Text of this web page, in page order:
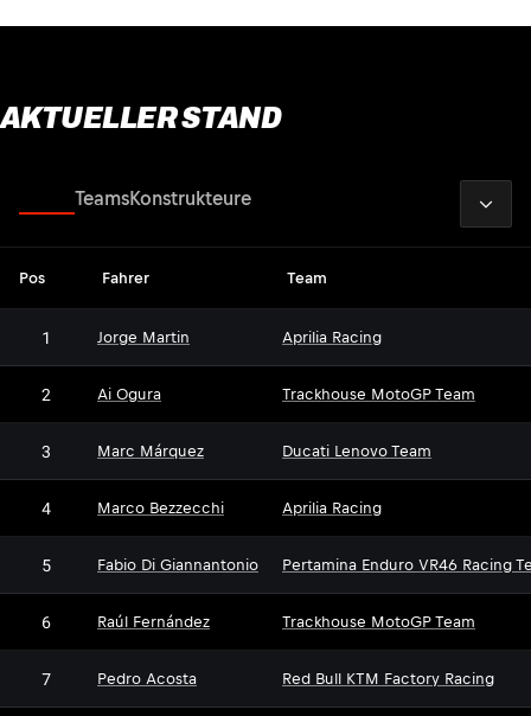
AKTUELLER STAND
TeamsKonstrukteure
Pos Fahrer Team
1 Jorge Martin Aprilia Racing
2 Ai Ogura Trackhouse MotoGP Team
3 Marc Márquez Ducati Lenovo Team
4 Marco Bezzecchi Aprilia Racing
5 Fabio Di Giannantonio Pertamina Enduro VR46 Racing
6 Raúl Fernández Trackhouse MotoGP Team
7 Pedro Acosta Red Bull KTM Factory Racing